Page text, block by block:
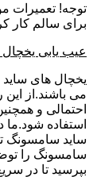
توجه! تعمیرات
برای سالم کار
عیب یابی
یخچال های
می باشند.از
احتمالی و
استفاده
ساید سامسونگ
سامسونگ را
بپرسید تا در